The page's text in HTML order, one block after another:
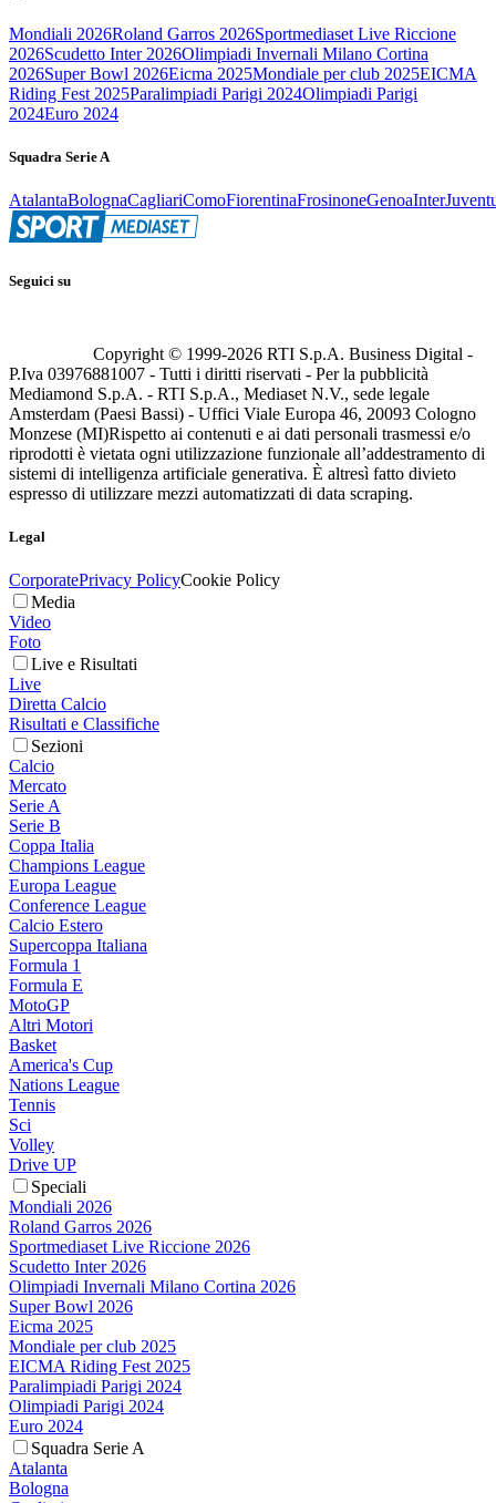
Mondiali 2026Roland Garros 2026Sportmediaset Live Riccione
2026Scudetto Inter 2026Olimpiadi Invernali Milano Cortina
2026Super Bowl 2026Eicma 2025Mondiale per club 2025EICMA
Riding Fest 2025Paralimpiadi Parigi 2024Olimpiadi Parigi
2024Euro 2024
Squadra Serie A
AtalantaBolognaCagliariComoFiorentinaFrosinoneGenoaInter
Seguici su
Copyright © 1999-2026 RTI S.p.A. Business Digital -
P.Iva 03976881007 - Tutti i diritti riservati - Per la pubblicità
Mediamond S.p.A. - RTI S.p.A., Mediaset N.V., sede legale
Amsterdam (Paesi Bassi) - Uffici Viale Europa 46, 20093 Cologno
Monzese (MI)Rispetto ai contenuti e ai dati personali trasmessi e/o
riprodotti è vietata ogni utilizzazione funzionale all’addestramento di
sistemi di intelligenza artificiale generativa. È altresì fatto divieto
espresso di utilizzare mezzi automatizzati di data scraping.
Legal
CorporatePrivacy PolicyCookie Policy
Media
Video
Foto
Live e Risultati
Live
Diretta Calcio
Risultati e Classifiche
Sezioni
Calcio
Mercato
Serie A
Serie B
Coppa Italia
Champions League
Europa League
Conference League
Calcio Estero
Supercoppa Italiana
Formula 1
Formula E
MotoGP
Altri Motori
Basket
America's Cup
Nations League
Tennis
Sci
Volley
Drive UP
Speciali
Mondiali 2026
Roland Garros 2026
Sportmediaset Live Riccione 2026
Scudetto Inter 2026
Olimpiadi Invernali Milano Cortina 2026
Super Bowl 2026
Eicma 2025
Mondiale per club 2025
EICMA Riding Fest 2025
Paralimpiadi Parigi 2024
Olimpiadi Parigi 2024
Euro 2024
Squadra Serie A
Atalanta
Bologna